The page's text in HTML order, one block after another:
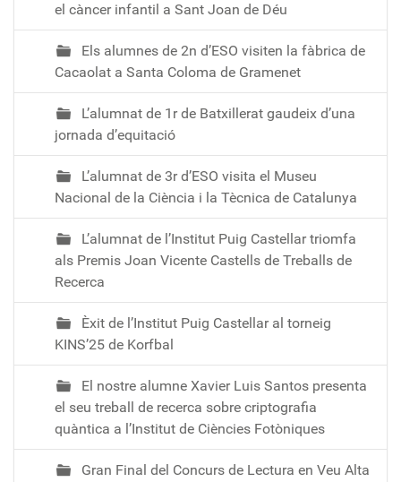
el càncer infantil a Sant Joan de Déu
Els alumnes de 2n d’ESO visiten la fàbrica de
Cacaolat a Santa Coloma de Gramenet
L’alumnat de 1r de Batxillerat gaudeix d’una
jornada d’equitació
L’alumnat de 3r d’ESO visita el Museu
Nacional de la Ciència i la Tècnica de Catalunya
L’alumnat de l’Institut Puig Castellar triomfa
als Premis Joan Vicente Castells de Treballs de
Recerca
Èxit de l’Institut Puig Castellar al torneig
KINS’25 de Korfbal
El nostre alumne Xavier Luis Santos presenta
el seu treball de recerca sobre criptografia
quàntica a l’Institut de Ciències Fotòniques
Gran Final del Concurs de Lectura en Veu Alta